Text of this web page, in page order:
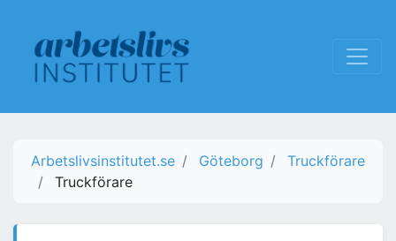
Arbetslivsinstitutet.se Göteborg
Truckförare
Truckförare